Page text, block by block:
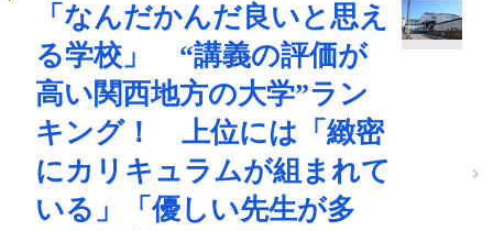
「なんだかんだ良いと思え
る学校」 “講義の評価が
高い関西地方の大学”ラン
キング！ 上位には「緻密
にカリキュラムが組まれて
いる」「優しい先生が多